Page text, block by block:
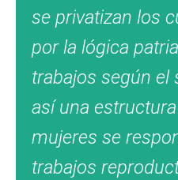
se privatizan los
por la lógica
trabajos según el
así una
mujeres se
trabajos